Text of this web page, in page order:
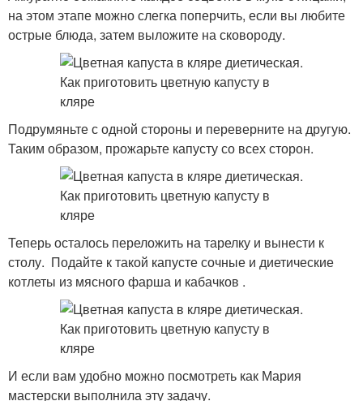
на этом этапе можно слегка поперчить, если вы любите
острые блюда, затем выложите на сковороду.
Подрумяньте с одной стороны и переверните на другую.
Таким образом, прожарьте капусту со всех сторон.
Теперь осталось переложить на тарелку и вынести к
столу. Подайте к такой капусте сочные и диетические
котлеты из мясного фарша и кабачков .
И если вам удобно можно посмотреть как Мария
мастерски выполнила эту задачу.